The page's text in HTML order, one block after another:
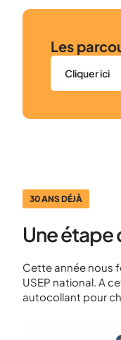
Les
Cliquer ici
30 ANS DÉJÀ
Une étape
Cette année nous
USEP national. A
autocollant pour